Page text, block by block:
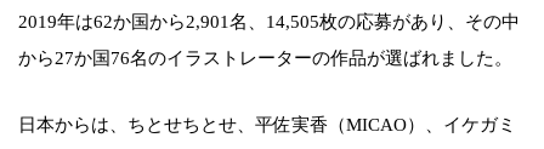
2019年は62か国から2,901名、14,505枚の応募があり、その中
から27か国76名のイラストレーターの作品が選ばれました。
日本からは、ちとせちとせ、平佐実香（MICAO）、イケガミ